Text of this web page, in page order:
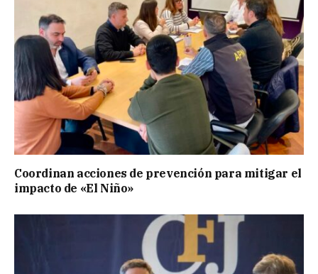
Coordinan acciones de prevención para mitigar el
impacto de «El Niño»